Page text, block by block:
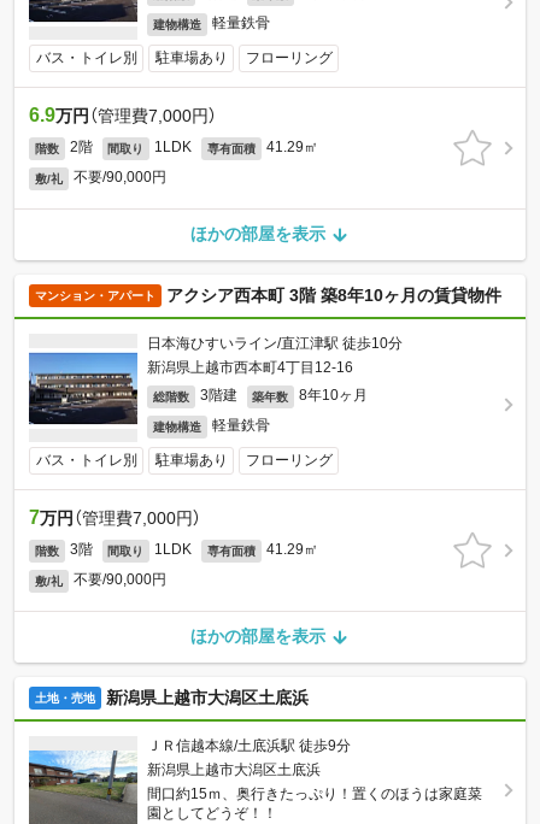
建物構造 軽量鉄骨
バス・トイレ別 駐車場あり フローリング
6.9万円 （管理費7,000円）
階数 2階 間取り 1LDK 専有面積 41.29㎡
敷/礼 不要/90,000円
ほかの部屋を表示
マンション・アパート アクシア西本町 3階 築8年10ヶ月の賃貸物件
日本海ひすいライン/直江津駅 徒歩10分
新潟県上越市西本町4丁目12-16
総階数 3階建 築年数 8年10ヶ月
建物構造 軽量鉄骨
バス・トイレ別 駐車場あり フローリング
7万円 （管理費7,000円）
階数 3階 間取り 1LDK 専有面積 41.29㎡
敷/礼 不要/90,000円
ほかの部屋を表示
土地・売地 新潟県上越市大潟区土底浜
ＪＲ信越本線/土底浜駅 徒歩9分
新潟県上越市大潟区土底浜
間口約15ｍ、奥行きたっぷり！置くのほうは家庭菜
園としてどうぞ！！